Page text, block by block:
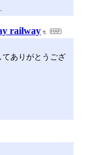
railway
てありがとうござ